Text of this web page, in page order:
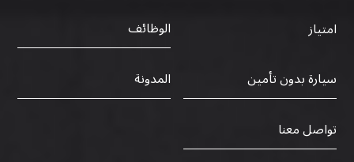
امتياز
الوظائف
سيارة بدون تأمين
المدونة
تواصل معنا